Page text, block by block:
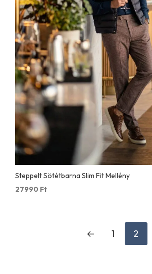
Steppelt Sötétbarna Slim Fit Mellény
27990 Ft
← 1 2